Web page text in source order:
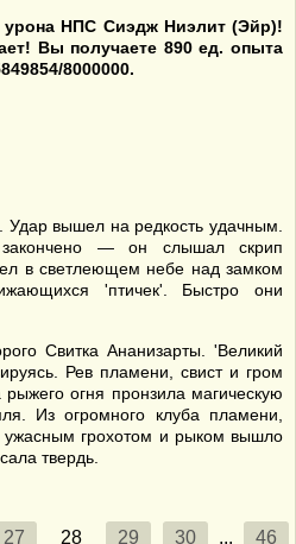
урона НПС Сиэдж Ниэлит (Эйр)!
Вы получаете 890 ед. опыта
8000000.
Удар вышел на редкость удачным.
— он слышал скрип
в светлеющем небе над замком
'птичек'. Быстро они
Свитка Ананизарты. 'Великий
Рев пламени, свист и гром
огня пронзила магическую
Из огромного клуба пламени,
ужасным грохотом и рыком вышло
твердь.
27 28 29 30 ... 46